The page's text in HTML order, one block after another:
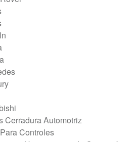
Cerradura Automotriz
Controles